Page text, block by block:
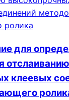
для
отслаиванию
клеевых